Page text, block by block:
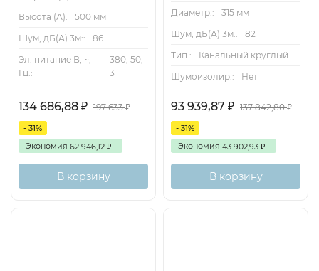
Высота (А):
500 мм
Шум, дБ(А) 3м::
86
Эл. питание В, ~,
Гц.:
380, 50,
3
134 686,88 ₽ 197 633₽
- 31%
Экономия 62 946,12 ₽
В корзину
Диаметр.:
315 мм
Шум, дБ(А) 3м::
82
Тип.:
Канальный круглый
Шумоизолир.:
Нет
93 939,87 ₽ 137 842,80₽
- 31%
Экономия 43 902,93 ₽
В корзину